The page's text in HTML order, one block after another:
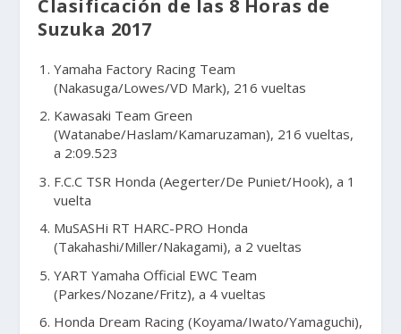
Clasificación de las 8 Horas de
Suzuka 2017
Yamaha Factory Racing Team
(Nakasuga/Lowes/VD Mark), 216 vueltas
Kawasaki Team Green
(Watanabe/Haslam/Kamaruzaman), 216 vueltas,
a 2:09.523
F.C.C TSR Honda (Aegerter/De Puniet/Hook), a 1
vuelta
MuSASHi RT HARC-PRO Honda
(Takahashi/Miller/Nakagami), a 2 vueltas
YART Yamaha Official EWC Team
(Parkes/Nozane/Fritz), a 4 vueltas
Honda Dream Racing (Koyama/Iwato/Yamaguchi),